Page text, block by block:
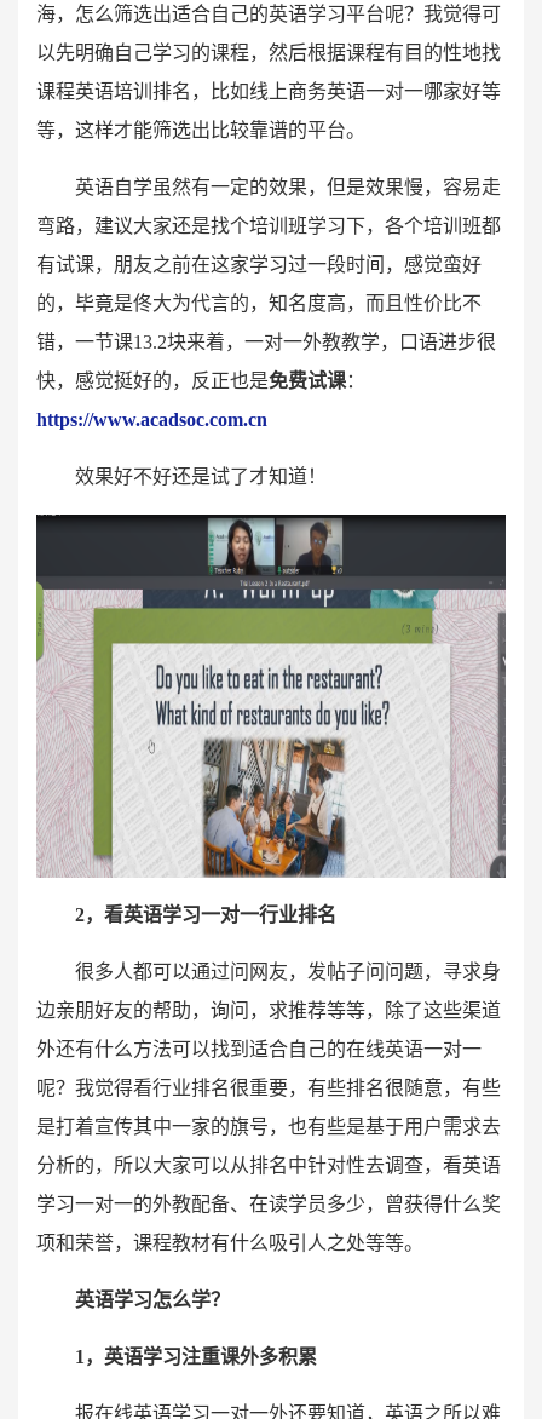
海，怎么筛选出适合自己的英语学习平台呢？我觉得可
以先明确自己学习的课程，然后根据课程有目的性地找
课程英语培训排名，比如线上商务英语一对一哪家好等
等，这样才能筛选出比较靠谱的平台。
英语自学虽然有一定的效果，但是效果慢，容易走
弯路，建议大家还是找个培训班学习下，各个培训班都
有试课，朋友之前在这家学习过一段时间，感觉蛮好
的，毕竟是佟大为代言的，知名度高，而且性价比不
错，一节课13.2块来着，一对一外教教学，口语进步很
快，感觉挺好的，反正也是免费试课：
https://www.acadsoc.com.cn
效果好不好还是试了才知道！
2，看英语学习一对一行业排名
很多人都可以通过问网友，发帖子问问题，寻求身
边亲朋好友的帮助，询问，求推荐等等，除了这些渠道
外还有什么方法可以找到适合自己的在线英语一对一
呢？我觉得看行业排名很重要，有些排名很随意，有些
是打着宣传其中一家的旗号，也有些是基于用户需求去
分析的，所以大家可以从排名中针对性去调查，看英语
学习一对一的外教配备、在读学员多少，曾获得什么奖
项和荣誉，课程教材有什么吸引人之处等等。
英语学习怎么学？
1，英语学习注重课外多积累
报在线英语学习一对一外还要知道，英语之所以难